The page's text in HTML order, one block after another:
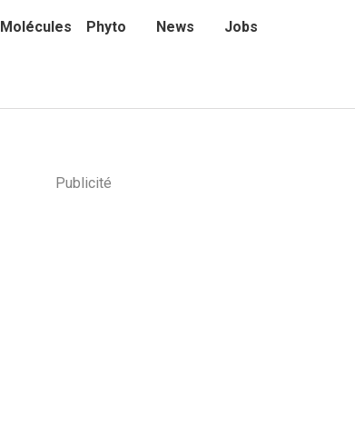
Molécules Phyto News Jobs
Publicité